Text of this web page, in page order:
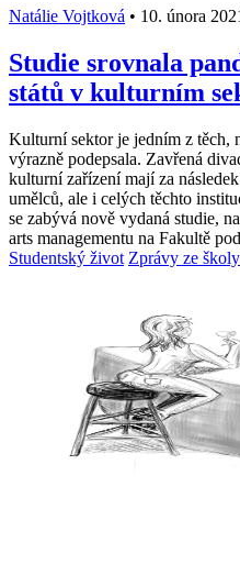
Natálie Vojtková • 10. února
Studie srovnala
států v kulturním
Kulturní sektor je jedním z těch,
výrazně podepsala. Zavřená
kulturní zařízení mají za
umělců, ale i celých těchto
se zabývá nově vydaná studie,
arts managementu na Fakultě
Studentský život Zprávy ze školy